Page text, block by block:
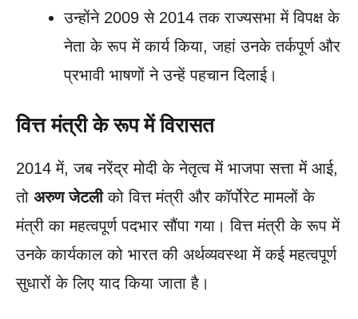
उन्होंने 2009 से 2014 तक राज्यसभा में विपक्ष के
नेता के रूप में कार्य किया, जहां उनके तर्कपूर्ण और
प्रभावी भाषणों ने उन्हें पहचान दिलाई।
वित्त मंत्री के रूप में विरासत
2014 में, जब नरेंद्र मोदी के नेतृत्व में भाजपा सत्ता में आई,
तो अरुण जेटलीको वित्त मंत्री और कॉर्पोरेट मामलों के
मंत्री का महत्वपूर्ण पदभार सौंपा गया। वित्त मंत्री के रूप में
उनके कार्यकाल को भारत की अर्थव्यवस्था में कई महत्वपूर्ण
सुधारों के लिए याद किया जाता है।